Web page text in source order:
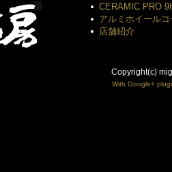
CERAMIC PRO
アルミホイール
店舗紹介
Copyright(c)
With Google+